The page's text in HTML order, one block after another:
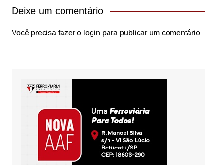
Deixe um comentário
Você precisa fazer o login para publicar um comentário.